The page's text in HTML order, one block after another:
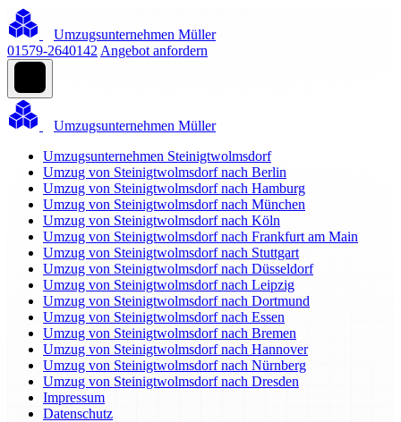
Umzugsunternehmen Müller
01579-2640142 Angebot anfordern
Umzugsunternehmen Müller
Umzugsunternehmen Steinigtwolmsdorf
Umzug von Steinigtwolmsdorf nach Berlin
Umzug von Steinigtwolmsdorf nach Hamburg
Umzug von Steinigtwolmsdorf nach München
Umzug von Steinigtwolmsdorf nach Köln
Umzug von Steinigtwolmsdorf nach Frankfurt am Main
Umzug von Steinigtwolmsdorf nach Stuttgart
Umzug von Steinigtwolmsdorf nach Düsseldorf
Umzug von Steinigtwolmsdorf nach Leipzig
Umzug von Steinigtwolmsdorf nach Dortmund
Umzug von Steinigtwolmsdorf nach Essen
Umzug von Steinigtwolmsdorf nach Bremen
Umzug von Steinigtwolmsdorf nach Hannover
Umzug von Steinigtwolmsdorf nach Nürnberg
Umzug von Steinigtwolmsdorf nach Dresden
Impressum
Datenschutz